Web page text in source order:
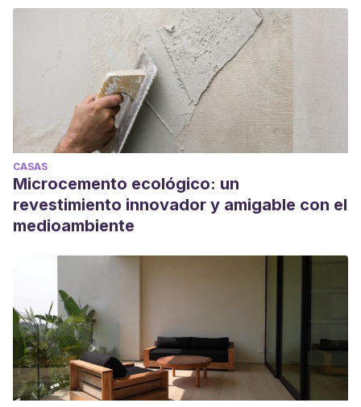
CASAS
Microcemento ecológico: un
revestimiento innovador y amigable con el
medioambiente